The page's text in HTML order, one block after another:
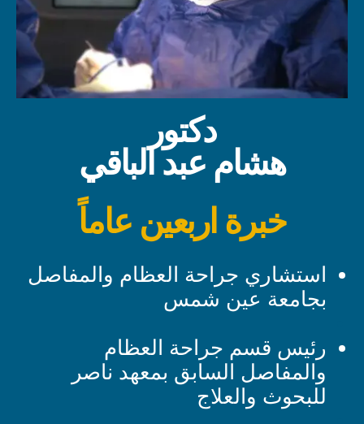
دكتور
هشام عبد الباقي
خبرة اربعين عاماً
استشاري جراحة العظام والمفاصل
بجامعة عين شمس
رئيس قسم جراحة العظام
والمفاصل السابق بمعهد ناصر
للبحوث والعلاج